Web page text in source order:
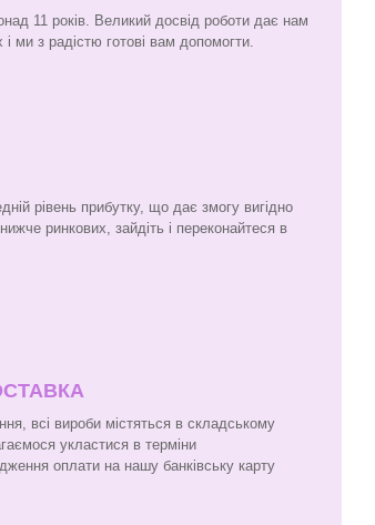
11 років. Великий досвід роботи дає нам
ми з радістю готові вам допомогти.
рівень прибутку, що дає змогу вигідно
ринкових, зайдіть і переконайтеся в
всі вироби містяться в складському
укластися в терміни
оплати на нашу банківську карту